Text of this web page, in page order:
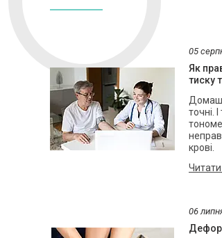
05
Як
тиску
точні.
крові.
06